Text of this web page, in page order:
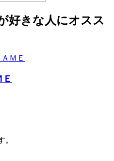
好きな人にオスス
。